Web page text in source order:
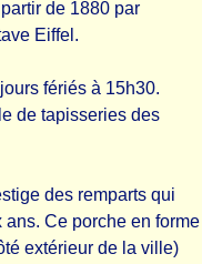
de 1880 par
Eiffel.
fériés à 15h30.
de tapisseries des
des remparts qui
Ce porche en forme
extérieur de la ville)